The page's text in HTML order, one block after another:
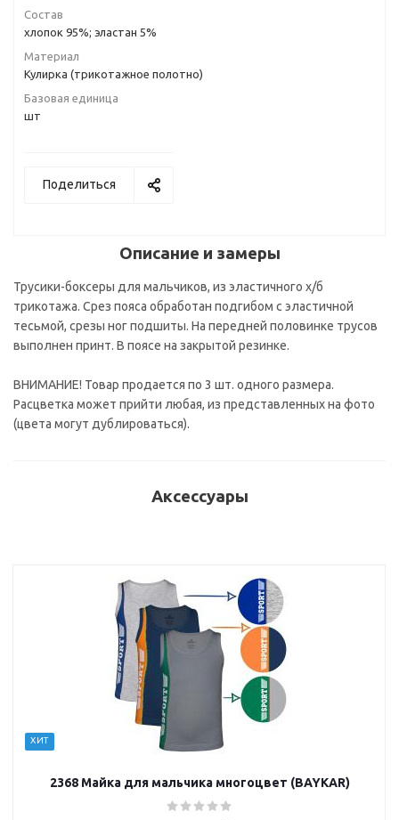
Состав
хлопок 95%; эластан 5%
Материал
Кулирка (трикотажное полотно)
Базовая единица
шт
Поделиться
Описание и замеры
Трусики-боксеры для мальчиков, из эластичного х/б
трикотажа. Срез пояса обработан подгибом с эластичной
тесьмой, срезы ног подшиты. На передней половинке трусов
выполнен принт. В поясе на закрытой резинке.
ВНИМАНИЕ! Товар продается по 3 шт. одного размера.
Расцветка может прийти любая, из представленных на фото
(цвета могут дублироваться).
Аксессуары
ХИТ
2368 Майка для мальчика многоцвет (BAYKAR)